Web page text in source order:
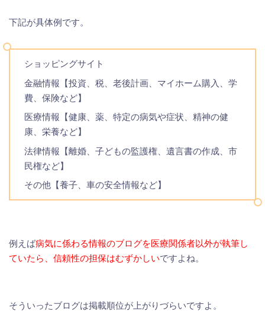
下記が具体例です。
ショッピングサイト
金融情報【投資、税、老後計画、マイホーム購入、学
費、保険など】
医療情報【健康、薬、特定の病気や症状、精神の健
康、栄養など】
法律情報【離婚、子どもの監護権、遺言書の作成、市
民権など】
その他【養子、車の安全情報など】
例えば病気に係わる情報のブログを医療関係者以外が執筆し
ていたら、信頼性の担保はむずかしいですよね。
そういったブログは掲載順位が上がりづらいですよ。